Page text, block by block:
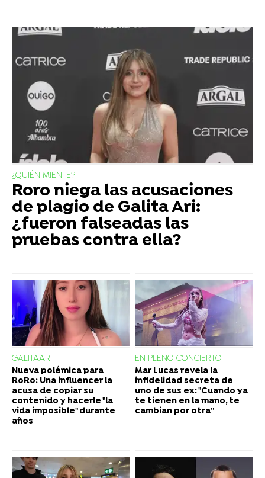
¿QUIÉN MIENTE?
Roro niega las acusaciones
de plagio de Galita Ari:
¿fueron falseadas las
pruebas contra ella?
GALITAARI
Nueva polémica para
RoRo: Una influencer la
acusa de copiar su
contenido y hacerle "la
vida imposible" durante
años
EN PLENO CONCIERTO
Mar Lucas revela la
infidelidad secreta de
uno de sus ex: "Cuando ya
te tienen en la mano, te
cambian por otra”